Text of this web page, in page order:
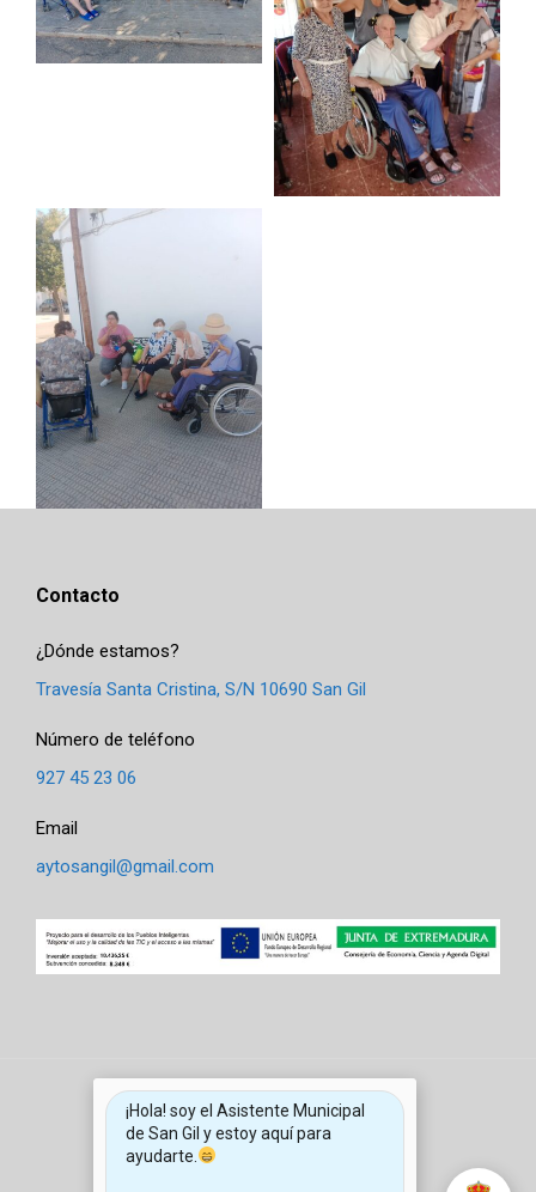
Contacto
¿Dónde estamos?
Travesía Santa Cristina, S/N 10690 San Gil
Número de teléfono
927 45 23 06
Email
aytosangil@gmail.com
¡Hola! soy el Asistente Municipal
de San Gil y estoy aquí para
ayudarte.